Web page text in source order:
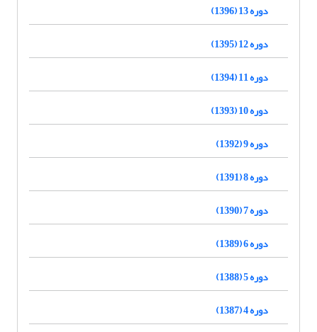
دوره 13 (1396)
دوره 12 (1395)
دوره 11 (1394)
دوره 10 (1393)
دوره 9 (1392)
دوره 8 (1391)
دوره 7 (1390)
دوره 6 (1389)
دوره 5 (1388)
دوره 4 (1387)